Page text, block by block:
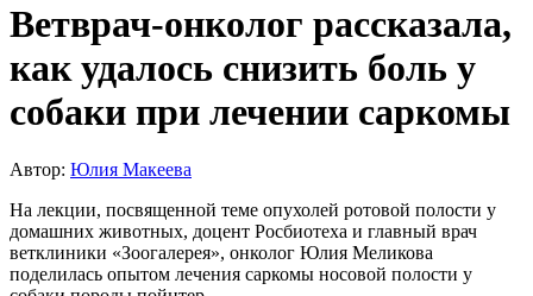
Ветврач-онколог рассказала,
как удалось снизить боль у
собаки при лечении саркомы
Автор: Юлия Макеева
На лекции, посвященной теме опухолей ротовой полости у
домашних животных, доцент Росбиотеха и главный врач
ветклиники «Зоогалерея», онколог Юлия Меликова
поделилась опытом лечения саркомы носовой полости у